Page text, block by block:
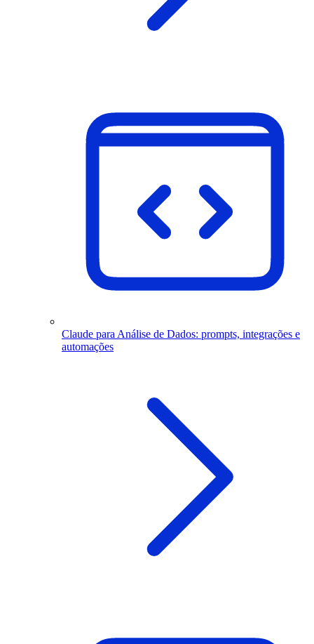
Claude para Análise de Dados: prompts, integrações e
automações